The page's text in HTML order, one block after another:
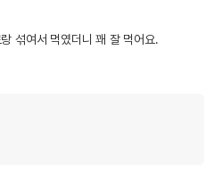
섞여서 먹였더니 꽤 잘 먹어요.